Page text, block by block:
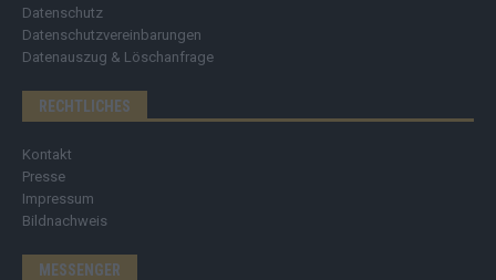
Datenschutz
Datenschutzvereinbarungen
Datenauszug & Löschanfrage
RECHTLICHES
Kontakt
Presse
Impressum
Bildnachweis
MESSENGER